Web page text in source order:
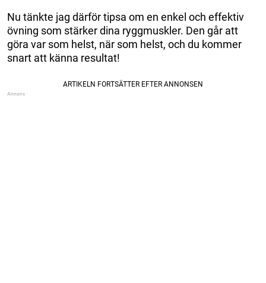
Nu tänkte jag därför tipsa om en enkel och effektiv
övning som stärker dina ryggmuskler. Den går att
göra var som helst, när som helst, och du kommer
snart att känna resultat!